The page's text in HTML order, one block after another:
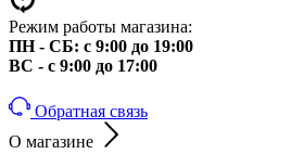
Режим работы магазина:
ПН - СБ: с 9:00 до 19:00
ВС - с 9:00 до 17:00
Обратная связь
О магазине